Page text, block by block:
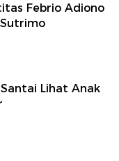
Febrio Adiono
Lihat Anak